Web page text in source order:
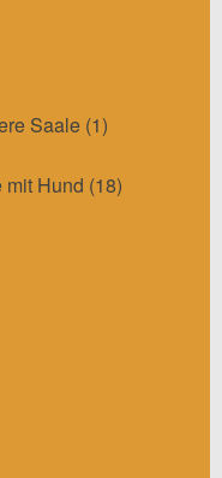
Saale (1)
mit Hund (18)